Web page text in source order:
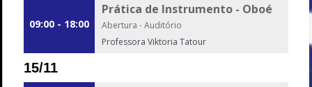
09:00 - 18:00
Prática de Instrumento - Oboé
Abertura · Auditório
Professora Viktoria Tatour
15/11